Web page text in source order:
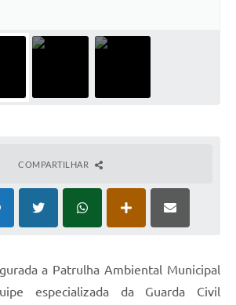
COMPARTILHAR
a Patrulha Ambiental Municipal
especializada da Guarda Civil